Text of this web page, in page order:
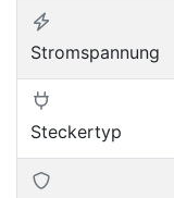
Stromspannung
Steckertyp